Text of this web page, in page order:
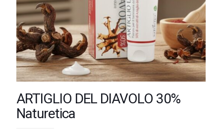
ARTIGLIO DEL DIAVOLO 30%
Naturetica